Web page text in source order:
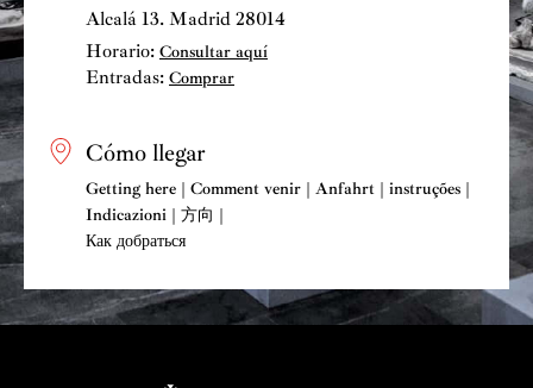
Alcalá 13. Madrid 28014
Horario: Consultar aquí
Entradas: Comprar
Cómo llegar
Getting here | Comment venir | Anfahrt | instruções |
Indicazioni | 方向 |
Как добраться